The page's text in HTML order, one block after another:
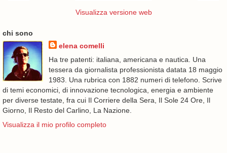
Visualizza versione web
chi sono
elena comelli
Ha tre patenti: italiana, americana e nautica. Una
tessera da giornalista professionista datata 18 maggio
1983. Una rubrica con 1882 numeri di telefono. Scrive
di temi economici, di innovazione tecnologica, energia e ambiente
per diverse testate, fra cui Il Corriere della Sera, Il Sole 24 Ore, Il
Giorno, Il Resto del Carlino, La Nazione.
Visualizza il mio profilo completo